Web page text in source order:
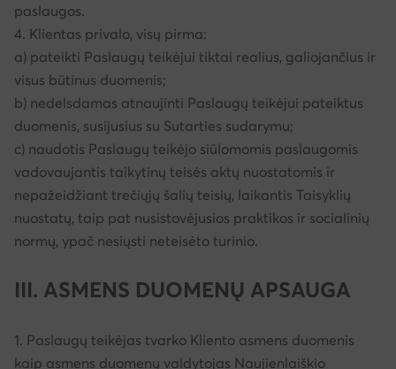
paslaugos.
4. Klientas privalo, visų pirma:
a) pateikti Paslaugų teikėjui tiktai realius, galiojančius ir
visus būtinus duomenis;
b) nedelsdamas atnaujinti Paslaugų teikėjui pateiktus
duomenis, susijusius su Sutarties sudarymu;
c) naudotis Paslaugų teikėjo siūlomomis paslaugomis
vadovaujantis taikytinų teisės aktų nuostatomis ir
nepažeidžiant trečiųjų šalių teisių, laikantis Taisyklių
nuostatų, taip pat nusistovėjusios praktikos ir socialinių
normų, ypač nesiųsti neteisėto turinio.
III. ASMENS DUOMENŲ APSAUGA
1. Paslaugų teikėjas tvarko Kliento asmens duomenis
kaip asmens duomenų valdytojas Naujienlaiškio